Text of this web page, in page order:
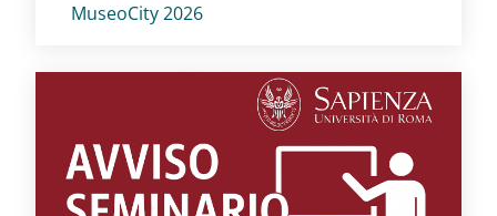
MuseoCity 2026